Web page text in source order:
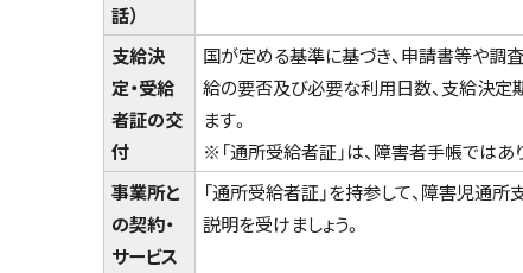
話）
支給決
定・受給
者証の交
付
国が定める基準に基づき、申請書等や調査
給の要否及び必要な利用日数、支給決定
ます。
※「通所受給者証」は、障害者手帳ではあ
事業所と
の契約・
サービス
「通所受給者証」を持参して、障害児通
説明を受けましょう。